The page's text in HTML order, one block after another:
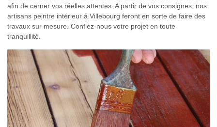
afin de cerner vos réelles attentes. A partir de vos consignes, nos
artisans peintre intérieur à Villebourg feront en sorte de faire des
travaux sur mesure. Confiez-nous votre projet en toute
tranquillité.